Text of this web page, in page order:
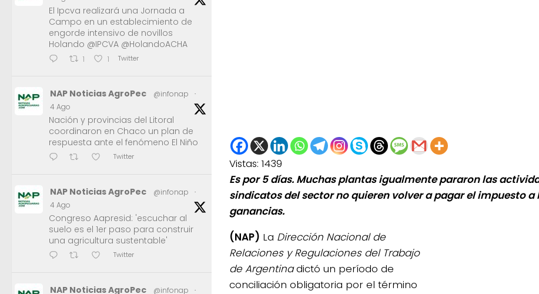
Vistas: 1439
Es por 5 días. Muchas plantas igualmente pararon las
sindicatos del sector no quieren volver a pagar el impuesto a
ganancias.
(NAP) La Dirección Nacional de
Relaciones y Regulaciones del Trabajo
de Argentinadictó un período de
conciliación obligatoria por el término
El Ipcva realizará una Jornada a
Campo en un establecimiento de
engorde intensivo de novillos
Holando @IPCVA @HolandoACHA
1 1 Twitter
NAP Noticias AgroPec @infonap
·
4 Ago
Nación y provincias del Litoral
coordinaron en Chaco un plan de
respuesta ante el fenómeno El Niño
Twitter
NAP Noticias AgroPec @infonap
·
4 Ago
Congreso Aapresid: 'escuchar al
suelo es el 1er paso para construir
una agricultura sustentable'
Twitter
NAP Noticias AgroPec @infonap
·